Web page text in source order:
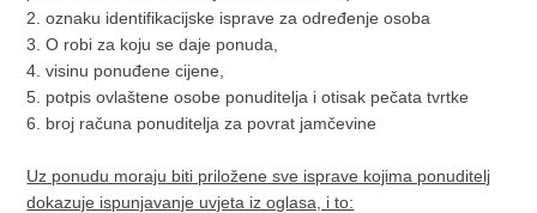
2. oznaku identifikacijske isprave za određenje osoba
3. O robi za koju se daje ponuda,
4. visinu ponuđene cijene,
5. potpis ovlaštene osobe ponuditelja i otisak pečata tvrtke
6. broj računa ponuditelja za povrat jamčevine
Uz ponudu moraju biti priložene sve isprave kojima ponuditelj
dokazuje ispunjavanje uvjeta iz oglasa, i to: